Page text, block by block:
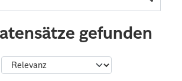
gefunden